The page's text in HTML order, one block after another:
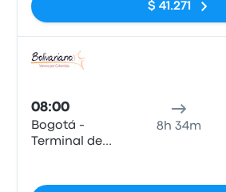
$ 41.271
08:00
Bogotá -
Terminal de
8h 34m